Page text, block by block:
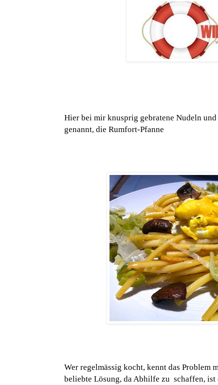
Hier bei mir knusprig gebratene Nudeln
genannt, die Rumfort-Pfanne
Wer regelmässig kocht, kennt das Problem
beliebte Lösung, da Abhilfe zu schaffen, ist